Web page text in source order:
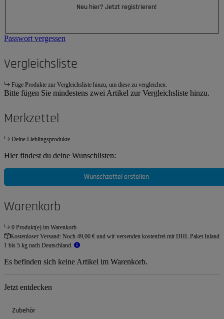
Neu hier? Jetzt registrieren!
Passwort vergessen
Vergleichsliste
Füge Produkte zur Vergleichsliste hinzu, um diese zu vergleichen.
Bitte fügen Sie mindestens zwei Artikel zur Vergleichsliste hinzu.
Merkzettel
Deine Lieblingsprodukte
Hier findest du deine Wunschlisten:
Wunschzettel erstellen
Warenkorb
0 Produkt(e) im Warenkorb
Kostenloser Versand: Noch 49,00 € und wir versenden kostenfrei mit DHL Paket Inland
1 bis 5 kg nach Deutschland.
Es befinden sich keine Artikel im Warenkorb.
Jetzt entdecken
Zubehör